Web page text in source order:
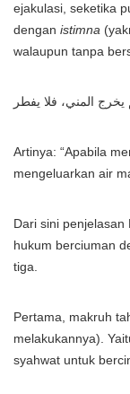
ejakulasi, seketika
dengan istimna
walaupun tanpa
Artinya: “Apabila
mengeluarkan air
Dari sini
hukum berciuman
tiga.
Pertama, makruh
melakukannya).
syahwat untuk